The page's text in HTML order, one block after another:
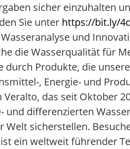
sicher einzuhalten
Sie unter https://bit.ly/
und
die Wasserqualität für
durch Produkte, die
, Energie- und
das seit Oktober
und differenzierten
Welt sicherstellen.
ein weltweit führender